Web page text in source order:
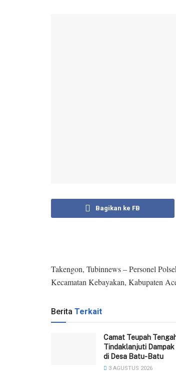
Bagikan ke FB
Takengon, Tubinnews – Personel
Kecamatan Kebayakan, Kabupaten
Berita Terkait
Camat Teupah
Tindaklanjuti
di Desa Batu-Batu
3 AGUSTUS 2026